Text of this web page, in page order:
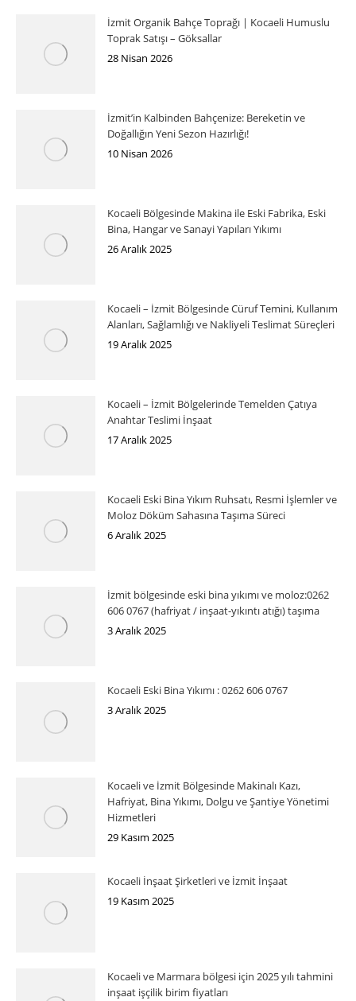
İzmit Organik Bahçe Toprağı | Kocaeli Humuslu
Toprak Satışı – Göksallar
28 Nisan 2026
İzmit’in Kalbinden Bahçenize: Bereketin ve
Doğallığın Yeni Sezon Hazırlığı!
10 Nisan 2026
Kocaeli Bölgesinde Makina ile Eski Fabrika, Eski
Bina, Hangar ve Sanayi Yapıları Yıkımı
26 Aralık 2025
Kocaeli – İzmit Bölgesinde Cüruf Temini, Kullanım
Alanları, Sağlamlığı ve Nakliyeli Teslimat Süreçleri
19 Aralık 2025
Kocaeli – İzmit Bölgelerinde Temelden Çatıya
Anahtar Teslimi İnşaat
17 Aralık 2025
Kocaeli Eski Bina Yıkım Ruhsatı, Resmi İşlemler ve
Moloz Döküm Sahasına Taşıma Süreci
6 Aralık 2025
İzmit bölgesinde eski bina yıkımı ve moloz:0262
606 0767 (hafriyat / inşaat-yıkıntı atığı) taşıma
3 Aralık 2025
Kocaeli Eski Bina Yıkımı : 0262 606 0767
3 Aralık 2025
Kocaeli ve İzmit Bölgesinde Makinalı Kazı,
Hafriyat, Bina Yıkımı, Dolgu ve Şantiye Yönetimi
Hizmetleri
29 Kasım 2025
Kocaeli İnşaat Şirketleri ve İzmit İnşaat
19 Kasım 2025
Kocaeli ve Marmara bölgesi için 2025 yılı tahmini
inşaat işçilik birim fiyatları